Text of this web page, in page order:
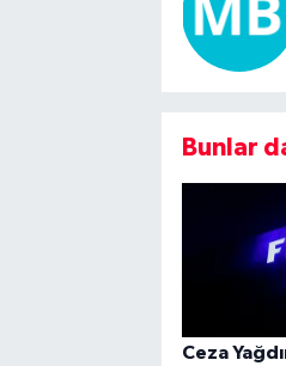
Bunlar
Ceza